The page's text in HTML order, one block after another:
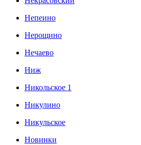
Непеино
Нерощино
Нечаево
Ниж
Никольское 1
Никулино
Никульское
Новинки